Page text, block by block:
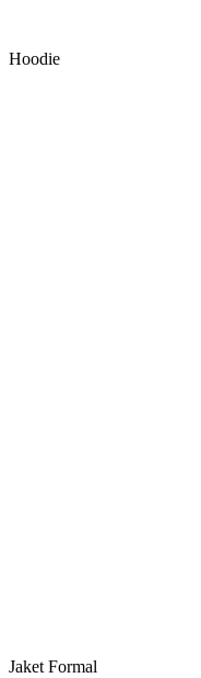
Hoodie
Jaket Formal